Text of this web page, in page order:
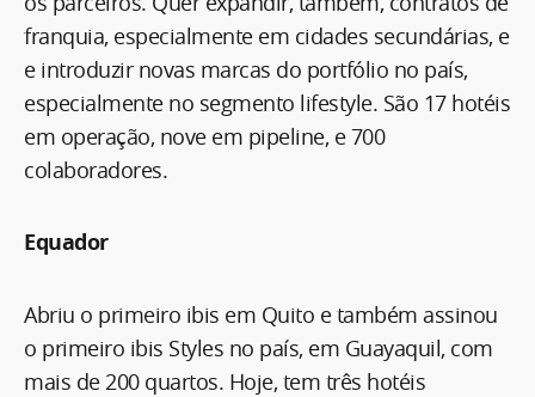
franquia, especialmente em cidades secundárias, e
e introduzir novas marcas do portfólio no país,
especialmente no segmento lifestyle. São 17 hotéis
em operação, nove em pipeline, e 700
colaboradores.
Equador
Abriu o primeiro ibis em Quito e também assinou
o primeiro ibis Styles no país, em Guayaquil, com
mais de 200 quartos. Hoje, tem três hotéis